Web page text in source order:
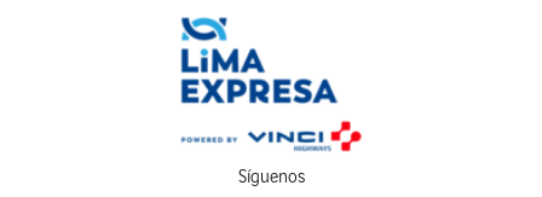
Síguenos